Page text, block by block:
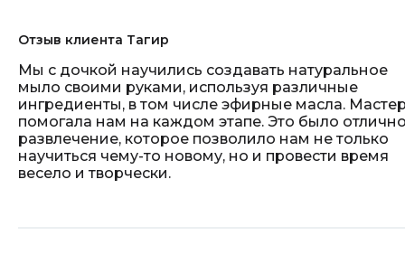
Отзыв клиента Тагир
Мы с дочкой научились создавать натуральное
мыло своими руками, используя различные
ингредиенты, в том числе эфирные масла.
помогала нам на каждом этапе. Это было
развлечение, которое позволило нам не только
научиться чему-то новому, но и провести время
весело и творчески.